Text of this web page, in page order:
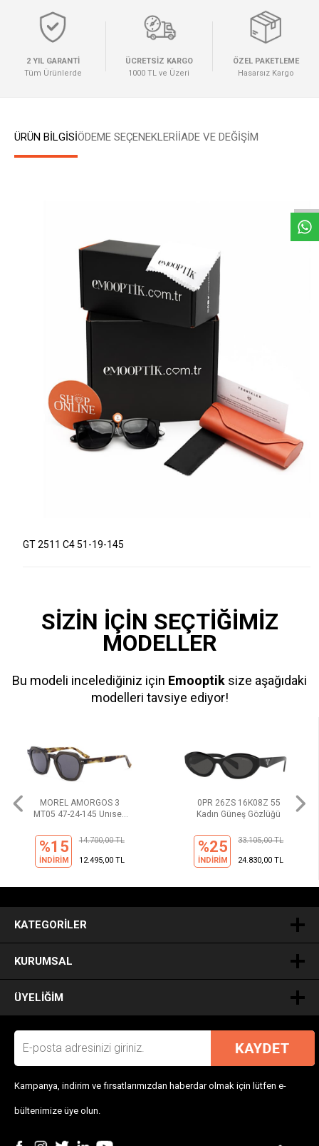
2 YIL GARANTİ
Tüm Ürünlerde
ÜCRETSİZ KARGO
1000 TL ve Üzeri
ÖZEL PAKETLEME
Hasarsız Kargo
ÜRÜN BİLGİSİÖDEME SEÇENEKLERIİADE VE DEĞİŞİM
GT 2511 C4 51-19-145
SİZİN İÇİN SEÇTİĞİMİZ
MODELLER
Bu modeli incelediğiniz için Emooptik size aşağıdaki
modelleri tavsiye ediyor!
MOREL AMORGOS 3
MT05 47-24-145 Unısex
%15
İNDİRİM
14.700,00 TL
12.495,00 TL
0PR 26ZS 16K08Z 55
Kadın Güneş Gözlüğü
%25
İNDİRİM
33.105,00 TL
24.830,00 TL
KATEGORILER
KURUMSAL
ÜYELIĞIM
Kampanya, indirim ve fırsatlarımızdan haberdar olmak için lütfen e-
bültenimize üye olun.